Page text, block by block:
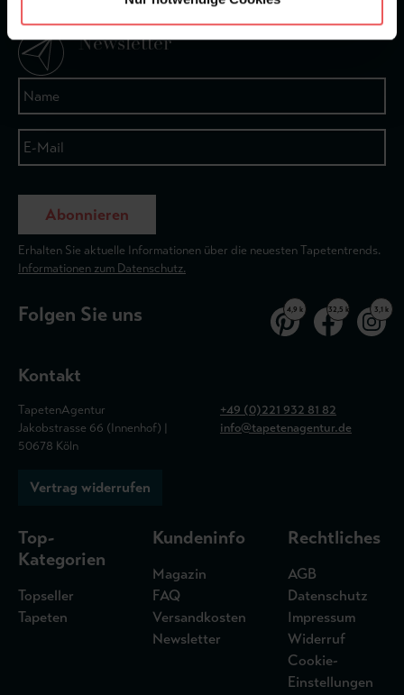
Newsletter
Abonnieren
Erhalten Sie aktuelle Informationen über die neuesten Tapetentrends.
Informationen zum Datenschutz.
Folgen Sie uns 4,9 k 32,5 k 3,1 k
Kontakt
TapetenAgentur
Jakobstrasse 66 (Innenhof) |
50678 Köln
+49 (0)221 932 81 82
info@tapetenagentur.de
Vertrag widerrufen
Top-
Kategorien
Topseller
Tapeten
Kundeninfo
Magazin
FAQ
Versandkosten
Newsletter
Rechtliches
AGB
Datenschutz
Impressum
Widerruf
Cookie-
Einstellungen